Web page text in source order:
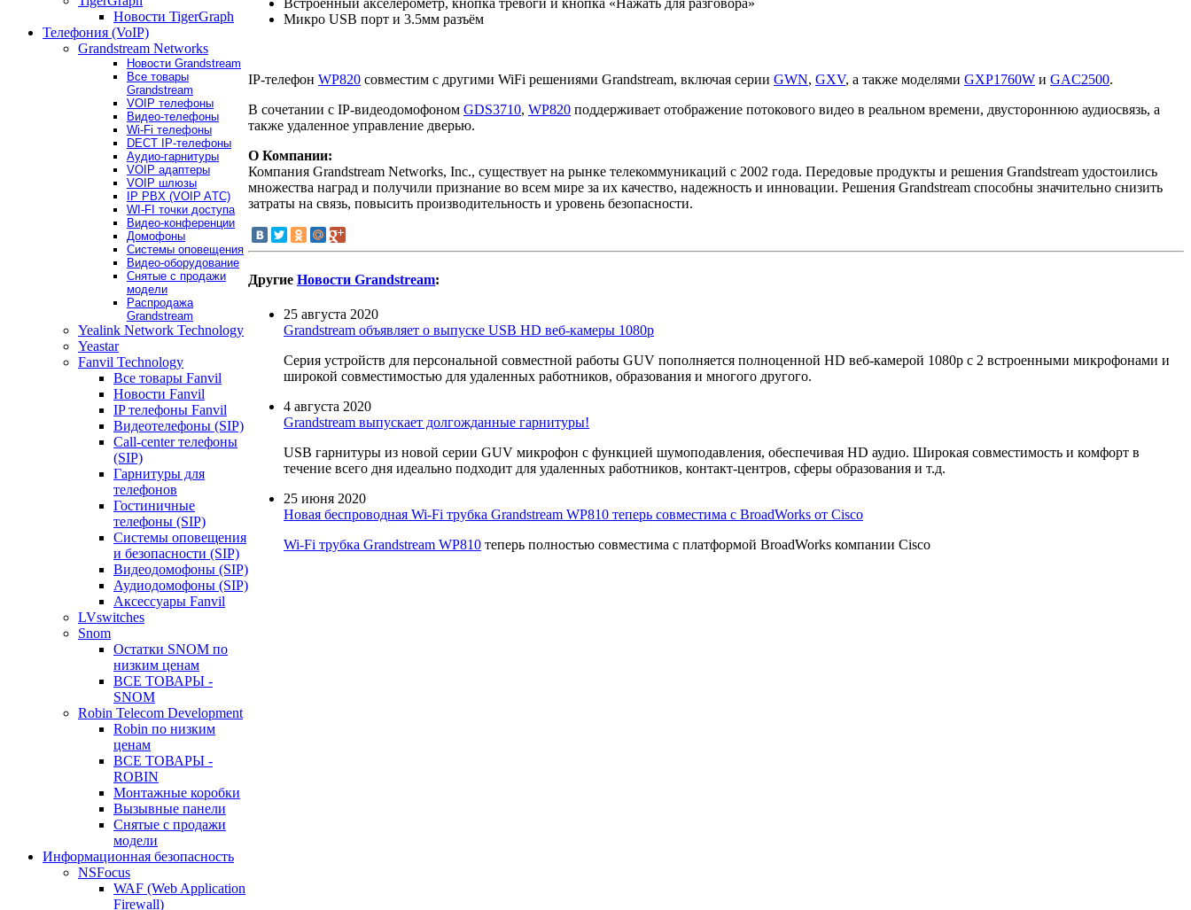
Новости TigerGraph
Телефония (VoIP)
Grandstream Networks
Новости Grandstream
Все товары
Grandstream
VOIP телефоны
Видео-телефоны
Wi-Fi телефоны
DECT IP-телефоны
Аудио-гарнитуры
VOIP адаптеры
VOIP шлюзы
IP PBX (VOIP AТС)
WI-FI точки доступа
Видео-конференции
Домофоны
Системы оповещения
Видео-оборудование
Снятые с продажи
модели
Распродажа
Grandstream
Yealink Network Technology
Yeastar
Fanvil Technology
Все товары Fanvil
Новости Fanvil
IP телефоны Fanvil
Видеотелефоны (SIP)
Call-center телефоны
(SIP)
Гарнитуры для
телефонов
Гостиничные
телефоны (SIP)
Системы оповещения
и безопасности (SIP)
Видеодомофоны (SIP)
Аудиодомофоны (SIP)
Аксессуары Fanvil
LVswitches
Snom
Остатки SNOM по
низким ценам
ВСЕ ТОВАРЫ -
SNOM
Robin Telecom Development
Robin по низким
ценам
ВСЕ ТОВАРЫ -
ROBIN
Монтажные коробки
Вызывные панели
Снятые с продажи
модели
Информационная безопасность
NSFocus
WAF (Web Application
Firewall)
Встроенный акселерометр, кнопка тревоги и кнопка «Нажать для разговора»
Микро USB порт и 3.5мм разъём
IP-телефон WP820 совместим с другими WiFi решениями Grandstream, включая серии GWN, GXV, а также моделями GXP1760W и GAC2500.
В сочетании с IP-видеодомофоном GDS3710, WP820 поддерживает отображение потокового видео в реальном времени, двустороннюю аудиосвязь, а
также удаленное управление дверью.
О Компании:
Компания Grandstream Networks, Inc., существует на рынке телекоммуникаций с 2002 года. Передовые продукты и решения Grandstream удостоились
множества наград и получили признание во всем мире за их качество, надежность и инновации. Решения Grandstream способны значительно снизить
затраты на связь, повысить производительность и уровень безопасности.
Другие Новости Grandstream:
25 августа 2020
Grandstream объявляет о выпуске USB HD веб-камеры 1080p
Серия устройств для персональной совместной работы GUV пополняется полноценной HD веб-камерой 1080p с 2 встроенными микрофонами и
широкой совместимостью для удаленных работников, образования и многого другого.
4 августа 2020
Grandstream выпускает долгожданные гарнитуры!
USB гарнитуры из новой серии GUV микрофон с функцией шумоподавления, обеспечивая HD аудио. Широкая совместимость и комфорт в
течение всего дня идеально подходит для удаленных работников, контакт-центров, сферы образования и т.д.
25 июня 2020
Новая беспроводная Wi-Fi трубка Grandstream WP810 теперь совместима с BroadWorks от Cisco
Wi-Fi трубка Grandstream WP810 теперь полностью совместима с платформой BroadWorks компании Cisco